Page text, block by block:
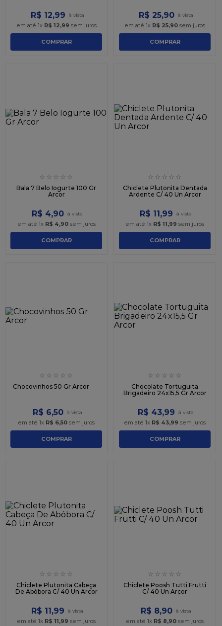
R$ 12,99
em até 1x R$ 12,99 sem juros
COMPRAR
R$ 25,90
em até 1x R$ 25,90 sem juros
COMPRAR
☆ ☆ ☆ ☆ ☆
Bala 7 Belo Iogurte 100 Gr
Arcor
R$ 4,90
em até 1x R$ 4,90sem juros
COMPRAR
☆ ☆ ☆ ☆ ☆
Chiclete Plutonita Dentada
Ardente C/ 40 Un Arcor
R$ 11,99
em até 1x R$ 11,99 sem juros
COMPRAR
☆ ☆ ☆ ☆ ☆
Chocovinhos 50 Gr Arcor
R$ 6,50
em até 1x R$ 6,50 sem juros
COMPRAR
☆ ☆ ☆ ☆ ☆
Chocolate Tortuguita
Brigadeiro 24x15,5 Gr Arcor
R$ 43,99
em até 1x R$ 43,99 sem juros
COMPRAR
☆ ☆ ☆ ☆ ☆
Chiclete Plutonita Cabeça
De Abóbora C/ 40 Un Arcor
R$ 11,99
em até 1x R$ 11,99 sem juros
☆ ☆ ☆ ☆ ☆
Chiclete Poosh Tutti Frutti
C/ 40 Un Arcor
R$ 8,90
em até 1x R$ 8,90 sem juros